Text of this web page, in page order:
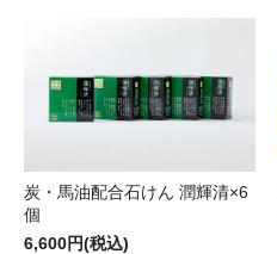
炭・馬油配合石けん 潤輝清×6
個
6,600円(税込)